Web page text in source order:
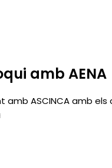
amb AENA
amb ASCINCA amb els